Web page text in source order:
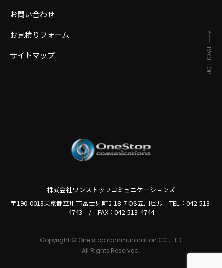
お問い合わせ
お見積りフォーム
サイトマップ
株式会社ワンストップコミュニケーションズ
〒190-0013東京都立川市富士見町2-18-7 OS立川ビル TEL： 042-513-
4743 / FAX：042-513-4744
Copyright © One stop communication CO., LTD.
All Rights Reserved.
PAGE TOP